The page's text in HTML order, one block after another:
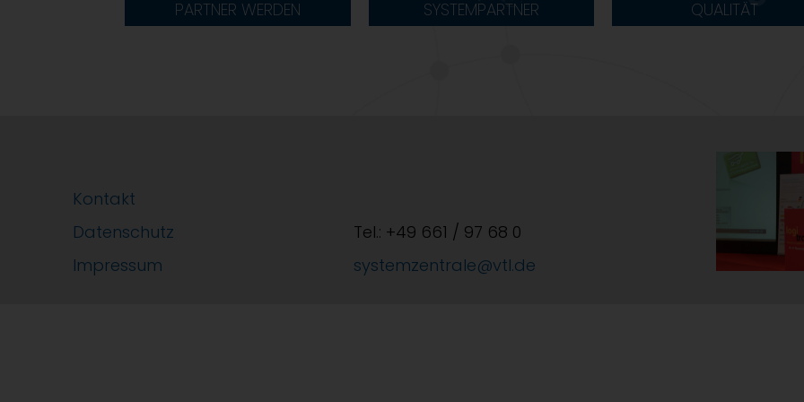
PARTNER WERDEN SYSTEMPARTNER QUALITÄT
Kontakt
Datenschutz
Impressum
Tel.: +49 661 / 97 68 0
systemzentrale@vtl.de